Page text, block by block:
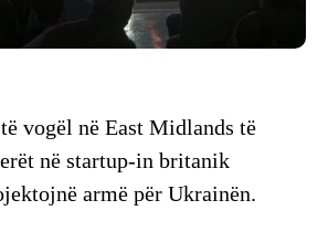
vogël në East Midlands të
në startup-in britanik
armë për Ukrainën.